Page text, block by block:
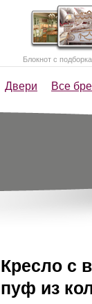
Двери Все
Блокнот с
Кресло с
пуф из